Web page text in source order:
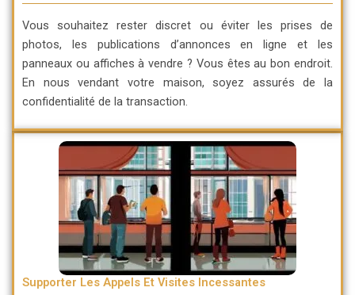
Supporter Les Appels Et Visites Incessantes
Vous souhaitez rester discret ou éviter les prises de
photos, les publications d’annonces en ligne et les
panneaux ou affiches à vendre ? Vous êtes au bon endroit.
En nous vendant votre maison, soyez assurés de la
confidentialité de la transaction.